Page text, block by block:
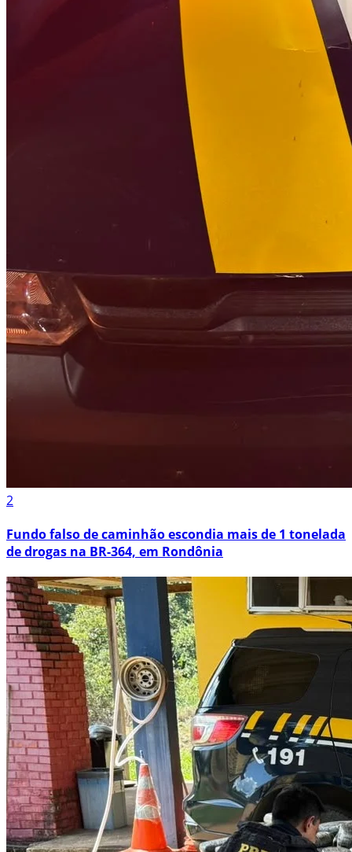
2
Fundo falso de caminhão escondia mais de 1 tonelada
de drogas na BR-364, em Rondônia